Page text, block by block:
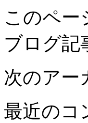
このペー
ブログ記
次のアー
最近のコ